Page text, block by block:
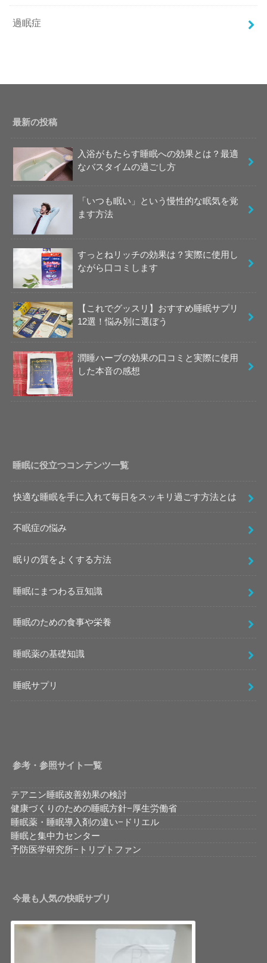
過眠症
最新の投稿
入浴がもたらす睡眠への効果とは？最適
なバスタイムの過ごし方
「いつも眠い」という慢性的な眠気を覚
ます方法
すっとねリッチの効果は？実際に使用し
ながら口コミします
【これでグッスリ】おすすめ睡眠サプリ
12選！悩み別に選ぼう
潤睡ハーブの効果の口コミと実際に使用
した本音の感想
睡眠に役立つコンテンツ一覧
快適な睡眠を手に入れて毎日をスッキリ過ごす方法とは
不眠症の悩み
眠りの質をよくする方法
睡眠にまつわる豆知識
睡眠のための食事や栄養
睡眠薬の基礎知識
睡眠サプリ
参考・参照サイト一覧
テアニン睡眠改善効果の検討
健康づくりのための睡眠方針−厚生労働省
睡眠薬・睡眠導入剤の違い−ドリエル
睡眠と集中力センター
予防医学研究所−トリプトファン
今最も人気の快眠サプリ